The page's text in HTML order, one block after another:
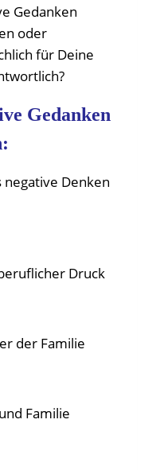
Gedanken
oder
für Deine
Gedanken
negative Denken
Druck
der Familie
Familie